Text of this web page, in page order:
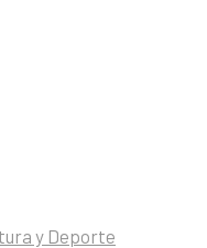
y Deporte